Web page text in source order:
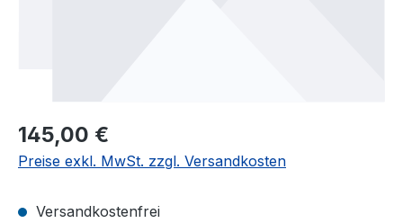
145,00 €
Preise exkl. MwSt. zzgl. Versandkosten
Versandkostenfrei